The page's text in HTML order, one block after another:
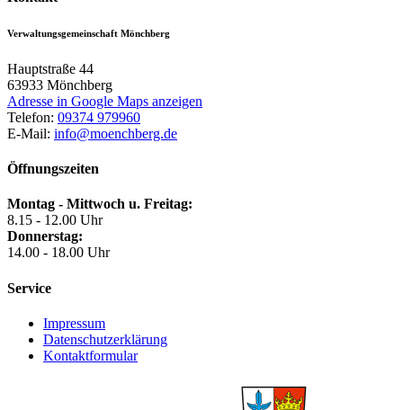
Verwaltungsgemeinschaft Mönchberg
Hauptstraße 44
63933 Mönchberg
Adresse in Google Maps anzeigen
Telefon: 09374 979960
E-Mail: info@moenchberg.de
Öffnungszeiten
Montag - Mittwoch u. Freitag:
8.15 - 12.00 Uhr
Donnerstag:
14.00 - 18.00 Uhr
Service
Impressum
Datenschutzerklärung
Kontaktformular